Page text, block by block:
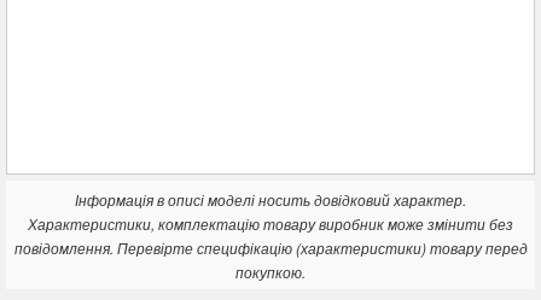
Інформація в описі моделі носить довідковий характер.
Характеристики, комплектацію товару виробник може змінити без
повідомлення. Перевірте специфікацію (характеристики) товару перед
покупкою.